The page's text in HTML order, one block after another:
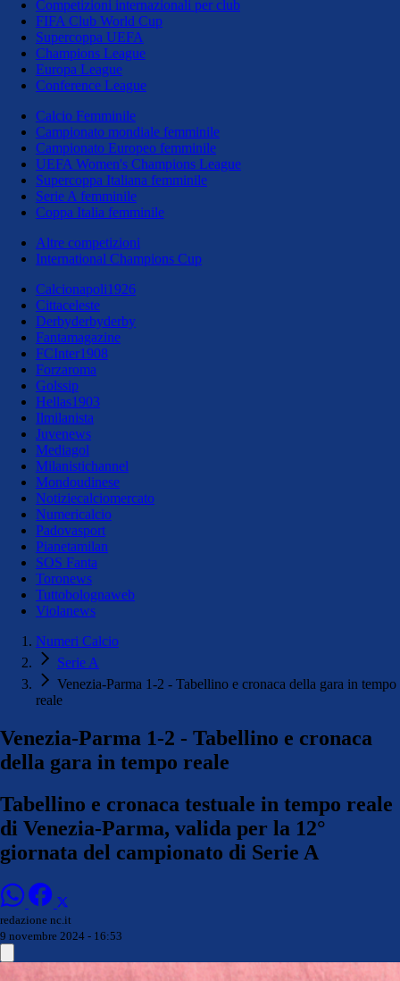
Competizioni internazionali per club
FIFA Club World Cup
Supercoppa UEFA
Champions League
Europa League
Conference League
Calcio Femminile
Campionato mondiale femminile
Campionato Europeo femminile
UEFA Women's Champions League
Supercoppa Italiana femminile
Serie A femminile
Coppa Italia femminile
Altre competizioni
International Champions Cup
Calcionapoli1926
Cittaceleste
Derbyderbyderby
Fantamagazine
FCInter1908
Forzaroma
Golssip
Hellas1903
Ilmilanista
Juvenews
Mediagol
Milanistichannel
Mondoudinese
Notiziecalciomercato
Numericalcio
Padovasport
Pianetamilan
SOS Fanta
Toronews
Tuttobolognaweb
Violanews
Numeri Calcio
Serie A
Venezia-Parma 1-2 - Tabellino e cronaca della gara in tempo
reale
Venezia-Parma 1-2 - Tabellino e cronaca
della gara in tempo reale
Tabellino e cronaca testuale in tempo reale
di Venezia-Parma, valida per la 12°
giornata del campionato di Serie A
redazione nc.it
9 novembre 2024 - 16:53